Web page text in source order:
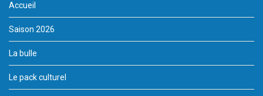
Accueil
Saison 2026
La bulle
Le pack culturel